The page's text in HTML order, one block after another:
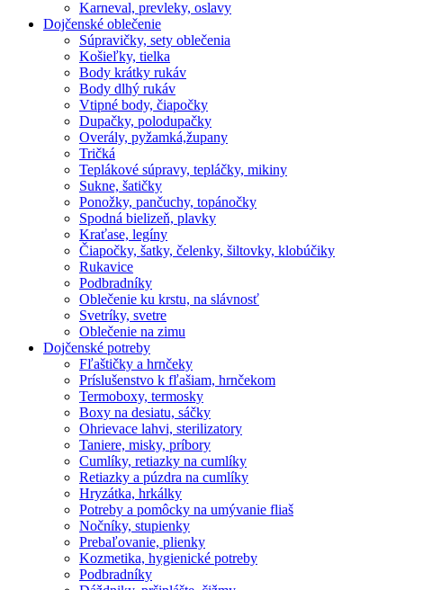
Karneval, prevleky, oslavy
Dojčenské oblečenie
Súpravičky, sety oblečenia
Košieľky, tielka
Body krátky rukáv
Body dlhý rukáv
Vtipné body, čiapočky
Dupačky, polodupačky
Overály, pyžamká,župany
Tričká
Teplákové súpravy, tepláčky, mikiny
Sukne, šatičky
Ponožky, pančuchy, topánočky
Spodná bielizeň, plavky
Kraťase, legíny
Čiapočky, šatky, čelenky, šiltovky, klobúčiky
Rukavice
Podbradníky
Oblečenie ku krstu, na slávnosť
Svetríky, svetre
Oblečenie na zimu
Dojčenské potreby
Fľaštičky a hrnčeky
Príslušenstvo k fľašiam, hrnčekom
Termoboxy, termosky
Boxy na desiatu, sáčky
Ohrievace lahvi, sterilizatory
Taniere, misky, príbory
Cumlíky, retiazky na cumlíky
Retiazky a púzdra na cumlíky
Hryzátka, hrkálky
Potreby a pomôcky na umývanie fliaš
Nočníky, stupienky
Prebaľovanie, plienky
Kozmetika, hygienické potreby
Podbradníky